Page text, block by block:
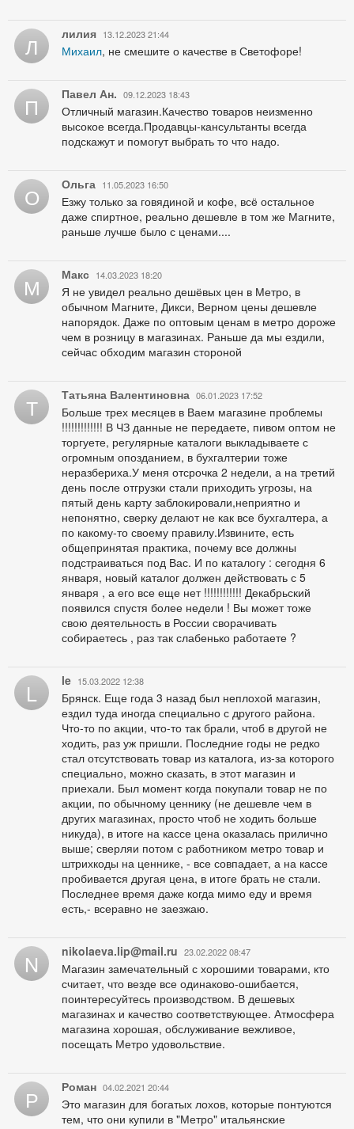
Л лилия 13.12.2023 21:44
Михаил, не смешите о качестве в Светофоре!
П Павел Ан. 09.12.2023 18:43
Отличный магазин.Качество товаров неизменно
высокое всегда.Продавцы-кансультанты всегда
подскажут и помогут выбрать то что надо.
О Ольга 11.05.2023 16:50
Езжу только за говядиной и кофе, всё остальное
даже спиртное, реально дешевле в том же Магните,
раньше лучше было с ценами....
М Макс 14.03.2023 18:20
Я не увидел реально дешёвых цен в Метро, в
обычном Магните, Дикси, Верном цены дешевле
напорядок. Даже по оптовым ценам в метро дороже
чем в розницу в магазинах. Раньше да мы ездили,
сейчас обходим магазин стороной
Т Татьяна Валентиновна 06.01.2023 17:52
Больше трех месяцев в Ваем магазине проблемы
!!!!!!!!!!!!! В ЧЗ данные не передаете, пивом оптом не
торгуете, регулярные каталоги выкладываете с
огромным опозданием, в бухгалтерии тоже
неразбериха.У меня отсрочка 2 недели, а на третий
день после отгрузки стали приходить угрозы, на
пятый день карту заблокировали,неприятно и
непонятно, сверку делают не как все бухгалтера, а
по какому-то своему правилу.Извините, есть
общепринятая практика, почему все должны
подстраиваться под Вас. И по каталогу : сегодня 6
января, новый каталог должен действовать с 5
января , а его все еще нет !!!!!!!!!!!! Декабрьский
появился спустя более недели ! Вы может тоже
свою деятельность в России сворачивать
собираетесь , раз так слабенько работаете ?
L le 15.03.2022 12:38
Брянск. Еще года 3 назад был неплохой магазин,
ездил туда иногда специально с другого района.
Что-то по акции, что-то так брали, чтоб в другой не
ходить, раз уж пришли. Последние годы не редко
стал отсутствовать товар из каталога, из-за которого
специально, можно сказать, в этот магазин и
приехали. Был момент когда покупали товар не по
акции, по обычному ценнику (не дешевле чем в
других магазинах, просто чтоб не ходить больше
никуда), в итоге на кассе цена оказалась прилично
выше; сверляи потом с работником метро товар и
штрихкоды на ценнике, - все совпадает, а на кассе
пробивается другая цена, в итоге брать не стали.
Последнее время даже когда мимо еду и время
есть,- всеравно не заезжаю.
N nikolaeva.lip@mail.ru 23.02.2022 08:47
Магазин замечательный с хорошими товарами, кто
считает, что везде все одинаково-ошибается,
поинтересуйтесь производством. В дешевых
магазинах и качество соответствующее. Атмосфера
магазина хорошая, обслуживание вежливое,
посещать Метро удовольствие.
Р Роман 04.02.2021 20:44
Это магазин для богатых лохов, которые понтуются
тем, что они купили в "Метро" итальянские